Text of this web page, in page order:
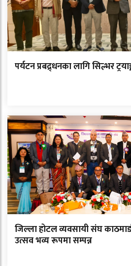
पर्यटन प्रबद्र्धनका लागि सिल्भर
जिल्ला होटल व्यवसायी संघ
उत्सव भव्य रूपमा सम्पन्न